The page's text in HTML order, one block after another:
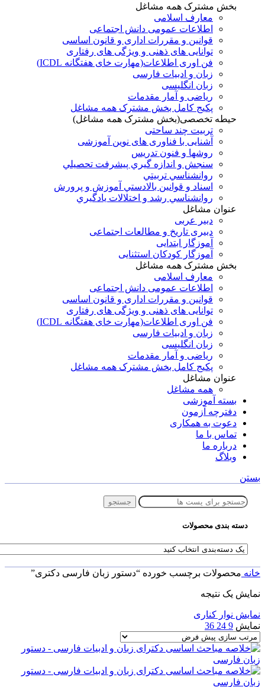
بخش مشترک همه مشاغل
معارف اسلامی
اطلاعات عمومی دانش اجتماعی
قوانین و مقررات اداری و قانون اساسی
توانایی های ذهنی و ویژگی های رفتاری
فن اوری اطلاعات(مهارت خای هفتگانه ICDL)
زبان و ادبیات فارسی
زبان انگلیسی
ریاضی و آمار مقدمات
پکیج کامل بخش مشترک همه مشاغل
حیطه تخصصی(بخش مشترک همه مشاغل)
تربیت چند ساحتی
آشنایی با فناوری های نوین آموزشی
روشها و فنون تدريس
سنجش و اندازه گيري پيشرفت تحصيلي
روانشناسي تربيتي
اسناد و قوانين بالادستي آموزش و پرورش
روانشناسي رشد و اختلالات يادگيري
عنوان مشاغل
دبير عربی
دبیری تاریخ و مطالعات اجتماعی
آموزگار ابتدایی
آموزگار کودکان استثنایی
بخش مشترک همه مشاغل
معارف اسلامی
اطلاعات عمومی دانش اجتماعی
قوانین و مقررات اداری و قانون اساسی
توانایی های ذهنی و ویژگی های رفتاری
فن اوری اطلاعات(مهارت خای هفتگانه ICDL)
زبان و ادبیات فارسی
زبان انگلیسی
ریاضی و آمار مقدمات
پکیج کامل بخش مشترک همه مشاغل
عنوان مشاغل
همه مشاغل
بسته آموزشی
دفترچه آزمون
دعوت به همکاری
تماس با ما
درباره ما
وبلاگ
بستن
جستجو
دسته بندی محصولات
خانه محصولات برچسب خورده “دستور زبان فارسی دکتری”
نمایش یک نتیجه
نمایش نوار کناری
نمایش 9
24
36